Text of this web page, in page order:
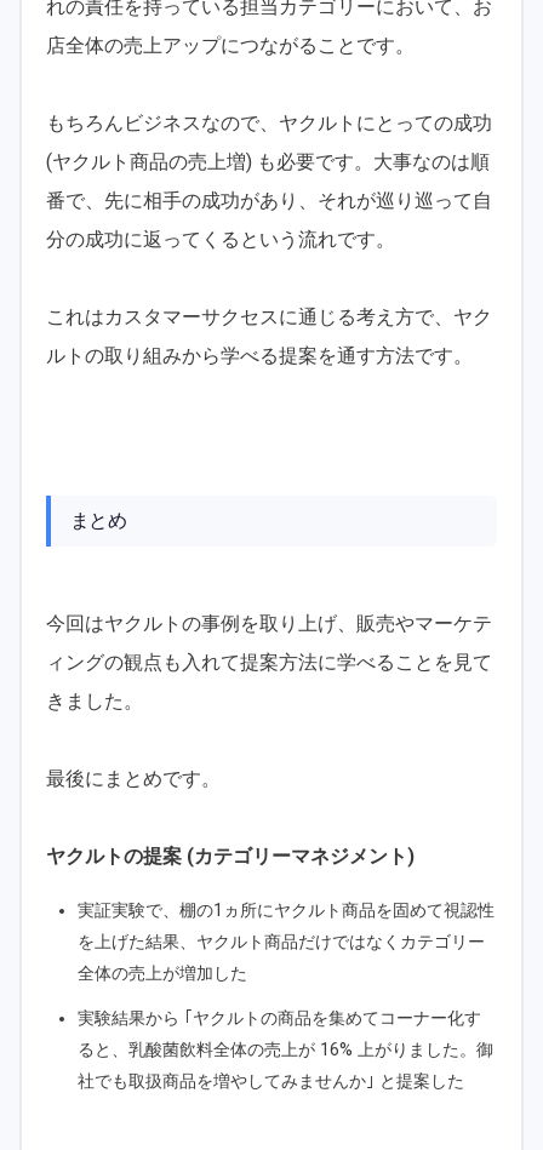
れの責任を持っている担当カテゴリーにおいて、お
店全体の売上アップにつながることです。
もちろんビジネスなので、ヤクルトにとっての成功
(ヤクルト商品の売上増) も必要です。大事なのは順
番で、先に相手の成功があり、それが巡り巡って自
分の成功に返ってくるという流れです。
これはカスタマーサクセスに通じる考え方で、ヤク
ルトの取り組みから学べる提案を通す方法です。
まとめ
今回はヤクルトの事例を取り上げ、販売やマーケテ
ィングの観点も入れて提案方法に学べることを見て
きました。
最後にまとめです。
ヤクルトの提案 (カテゴリーマネジメント)
実証実験で、棚の1ヵ所にヤクルト商品を固めて視認性
を上げた結果、ヤクルト商品だけではなくカテゴリー
全体の売上が増加した
実験結果から ｢ヤクルトの商品を集めてコーナー化す
ると、乳酸菌飲料全体の売上が 16% 上がりました。御
社でも取扱商品を増やしてみませんか｣ と提案した